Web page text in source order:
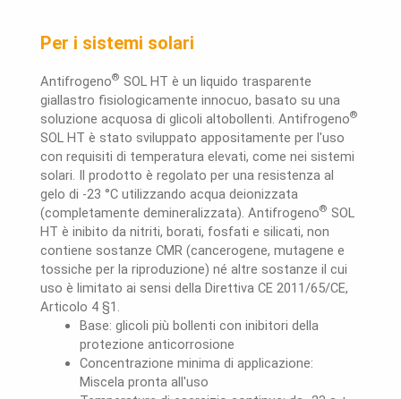
Per i sistemi solari
Antifrogeno® SOL HT è un liquido trasparente
giallastro fisiologicamente innocuo, basato su una
soluzione acquosa di glicoli altobollenti. Antifrogeno®
SOL HT è stato sviluppato appositamente per l'uso
con requisiti di temperatura elevati, come nei sistemi
solari. Il prodotto è regolato per una resistenza al
gelo di -23 °C utilizzando acqua deionizzata
(completamente demineralizzata). Antifrogeno® SOL
HT è inibito da nitriti, borati, fosfati e silicati, non
contiene sostanze CMR (cancerogene, mutagene e
tossiche per la riproduzione) né altre sostanze il cui
uso è limitato ai sensi della Direttiva CE 2011/65/CE,
Articolo 4 §1.
Base: glicoli più bollenti con inibitori della
protezione anticorrosione
Concentrazione minima di applicazione:
Miscela pronta all'uso